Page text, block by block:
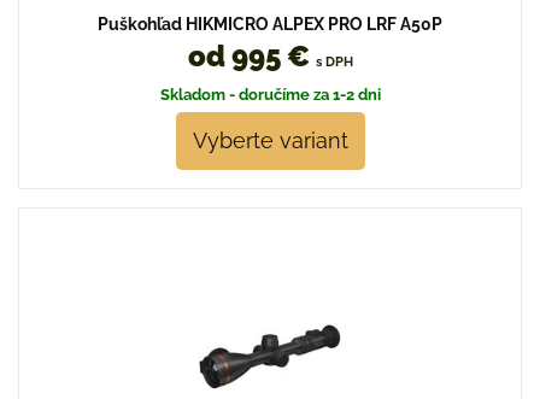
Puškohľad HIKMICRO ALPEX PRO LRF A50P
od 995 € s DPH
Skladom - doručíme za 1-2 dni
Vyberte variant